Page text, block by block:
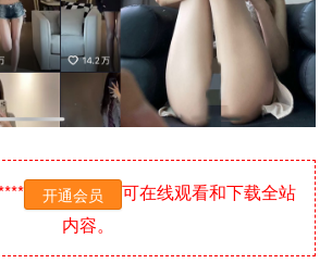
开通会员
可在线观看和下载全站
内容。